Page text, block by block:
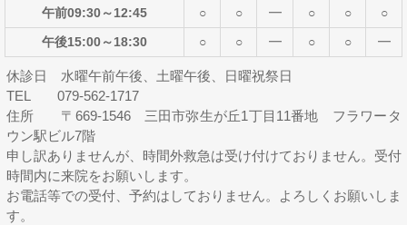
午前09:30～12:45
○ ○ ━ ○ ○
○
午後15:00～18:30
○ ○ ━ ○ ○ ━
休診日 水曜午前午後、土曜午後、日曜祝祭日
TEL 079-562-1717
住所 〒669-1546 三田市弥生が丘1丁目11番地 フラワータ
ウン駅ビル7階
申し訳ありませんが、時間外救急は受け付けておりません。受付
時間内に来院をお願いします。
お電話等での受付、予約はしておりません。よろしくお願いしま
す。